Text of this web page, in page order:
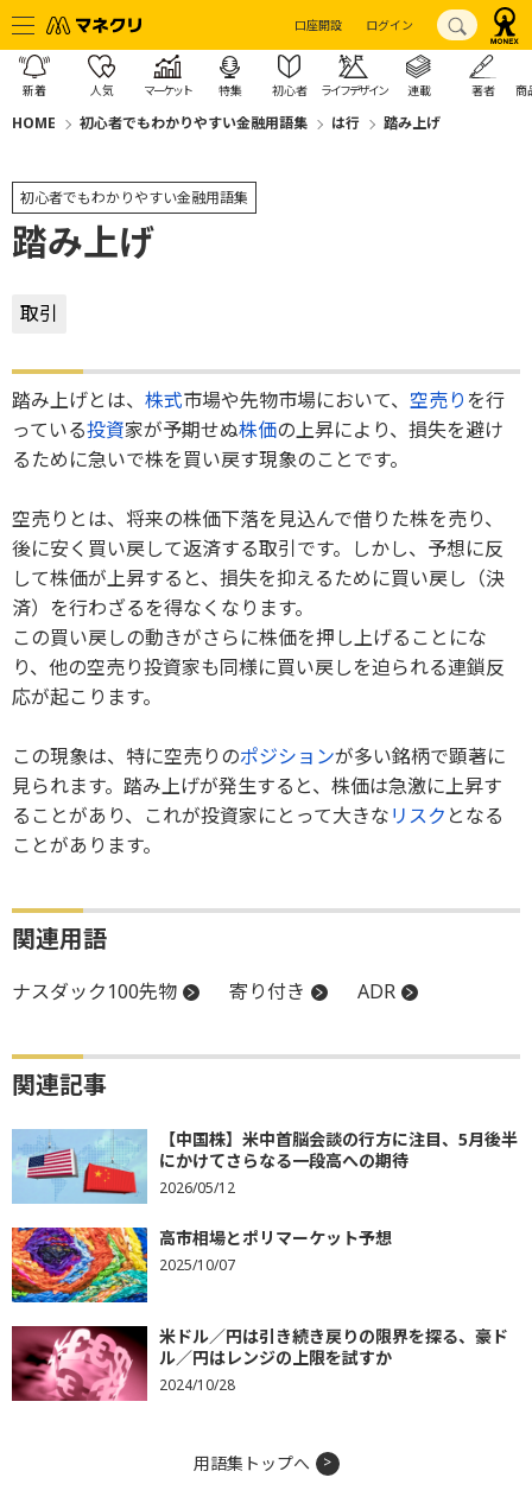
口座開設 ログイン
新着 人気 マーケット 特集 初心者 ライフデザイン 連載 著者 商
HOME 初心者でもわかりやすい金融用語集 は行 踏み上げ
初心者でもわかりやすい金融用語集
踏み上げ
取引
踏み上げとは、 株式市場や先物市場において、 空売りを行
っている投資家が予期せぬ株価の上昇により、損失を避け
るために急いで株を買い戻す現象のことです。
空売りとは、将来の株価下落を見込んで借りた株を売り、
後に安く買い戻して返済する取引です。しかし、予想に反
して株価が上昇すると、損失を抑えるために買い戻し（決
済）を行わざるを得なくなります。
この買い戻しの動きがさらに株価を押し上げることにな
り、他の空売り投資家も同様に買い戻しを迫られる連鎖反
応が起こります。
この現象は、特に空売りのポジションが多い銘柄で顕著に
見られます。踏み上げが発生すると、株価は急激に上昇す
ることがあり、これが投資家にとって大きなリスク となる
ことがあります。
関連用語
ナスダック100先物 寄り付き ADR
関連記事
【中国株】米中首脳会談の行方に注目、5月後半
にかけてさらなる一段高への期待
2026/05/12
高市相場とポリマーケット予想
2025/10/07
米ドル／円は引き続き戻りの限界を探る、豪ド
ル／円はレンジの上限を試すか
2024/10/28
用語集トップへ